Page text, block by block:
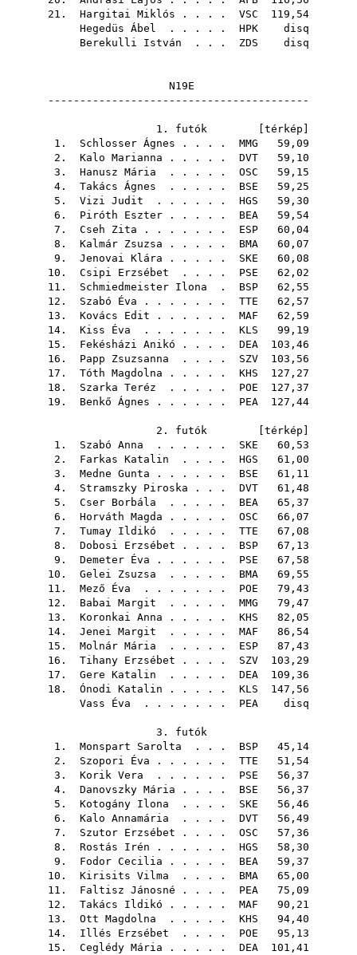
21. Hargitai Miklós . . . . VSC 119,54
Hegedüs Ábel . . . . . HPK disq
Berekulli István . . . ZDS disq
N19E
-----------------------------------------
1. futók [ térkép
1. Schlosser Ágnes . . . . MMG 59,09
2. Kalo Marianna . . . . . DVT 59,10
3. Hanusz Mária . . . . . OSC 59,15
4. Takács Ágnes . . . . . BSE 59,25
5. Vizi Judit . . . . . . HGS 59,30
6. Piróth Eszter . . . . . BEA 59,54
7. Cseh Zita . . . . . . . ESP 60,04
8. Kalmár Zsuzsa . . . . . BMA 60,07
9. Jenovai Klára . . . . . SKE 60,08
10. Csipi Erzsébet . . . . PSE 62,02
11. Schmiedmeister Ilona . BSP 62,55
12. Szabó Éva . . . . . . . TTE 62,57
13. Kovács Edit . . . . . . MAF 62,59
14. Kiss Éva . . . . . . . KLS 99,19
15. Fekésházi Anikó . . . . DEA 103,46
16. Papp Zsuzsanna . . . . SZV 103,56
17. Tóth Magdolna . . . . . KHS 127,27
18. Szarka Teréz . . . . . POE 127,37
19. Benkő Ágnes . . . . . . PEA 127,44
2. futók [ térkép
1. Szabó Anna . . . . . . SKE 60,53
2. Farkas Katalin . . . . HGS 61,00
3. Medne Gunta . . . . . . BSE 61,11
4. Stramszky Piroska . . . DVT 61,48
5. Cser Borbála . . . . . BEA 65,37
6. Horváth Magda . . . . . OSC 66,07
7. Tumay Ildikó . . . . . TTE 67,08
8. Dobosi Erzsébet . . . . BSP 67,13
9. Demeter Éva . . . . . . PSE 67,58
10. Gelei Zsuzsa . . . . . BMA 69,55
11. Mező Éva . . . . . . . POE 79,43
12. Babai Margit . . . . . MMG 79,47
13. Koronkai Anna . . . . . KHS 82,05
14. Jenei Margit . . . . . MAF 86,54
15. Molnár Mária . . . . . ESP 87,43
16. Tihany Erzsébet . . . . SZV 103,29
17. Gere Katalin . . . . . DEA 109,36
18. Ónodi Katalin . . . . . KLS 147,56
Vass Éva . . . . . . . PEA disq
3. futók
1. Monspart Sarolta . . . BSP 45,14
2. Szopori Éva . . . . . . TTE 51,54
3. Korik Vera . . . . . . PSE 56,37
4. Danovszky Mária . . . . BSE 56,37
5. Kotogány Ilona . . . . SKE 56,46
6. Kalo Annamária . . . . DVT 56,49
7. Szutor Erzsébet . . . . OSC 57,36
8. Rostás Irén . . . . . . HGS 58,30
9. Fodor Cecilia . . . . . BEA 59,37
10. Kirisits Vilma . . . . BMA 65,00
11. Faltisz Jánosné . . . . PEA 75,09
12. Takács Ildikó . . . . . MAF 90,21
13. Ott Magdolna . . . . . KHS 94,40
14. Illés Erzsébet . . . . POE 95,13
15. Ceglédy Mária . . . . . DEA 101,41